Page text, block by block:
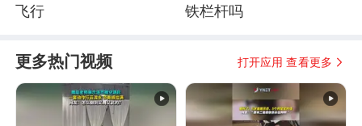
飞行
铁栏杆吗
更多热门视频 打开应用 查看更多